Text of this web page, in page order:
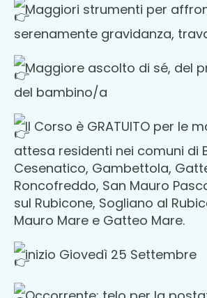
Maggiori strumenti per
serenamente gravidanza,
Maggiore ascolto di sé, del
del bambino/a
Il Corso è GRATUITO per le
attesa residenti nei comuni di
Cesenatico, Gambettola,
Roncofreddo, San Mauro
sul Rubicone, Sogliano al
Mauro Mare e Gatteo Mare.
inizio Giovedì 25 Settembre